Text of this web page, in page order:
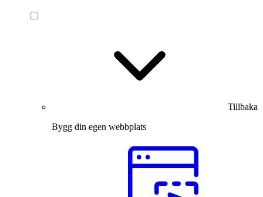
Tillbaka
Bygg din egen webbplats